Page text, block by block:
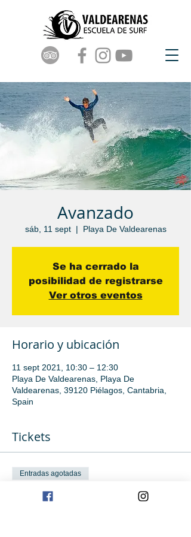
Avanzado
sáb, 11 sept
  |
Playa De Valdearenas
Se ha cerrado la
posibilidad de registrarse
Ver otros eventos
Horario y ubicación
11 sept 2021, 10:30 – 12:30
Playa De Valdearenas, Playa De
Valdearenas, 39120 Piélagos, Cantabria,
Spain
Tickets
Entradas agotadas
Tipo de entrada